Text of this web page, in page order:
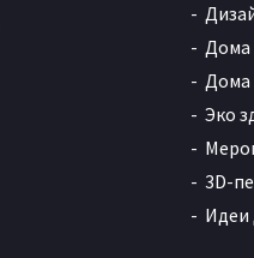
Дома
Дома
Эко
3D-
Идеи